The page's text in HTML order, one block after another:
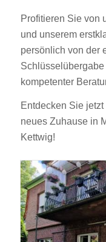
Profitieren Sie von
und unserem
persönlich von der
kompetenter
Entdecken Sie
neues Zuhause in
Kettwig!